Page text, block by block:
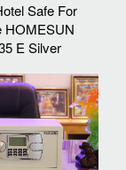
Safe For
HOMESUN
E Silver